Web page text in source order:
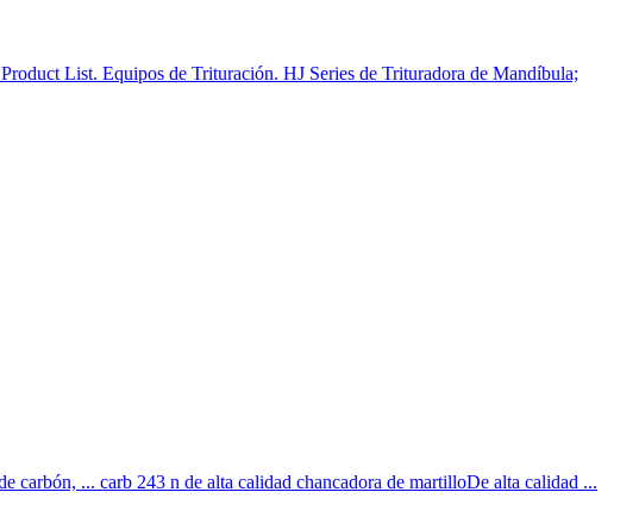
List. Equipos de Trituración. HJ Series de Trituradora de Mandíbula;
carbón, ... carb 243 n de alta calidad chancadora de martilloDe alta calidad ...